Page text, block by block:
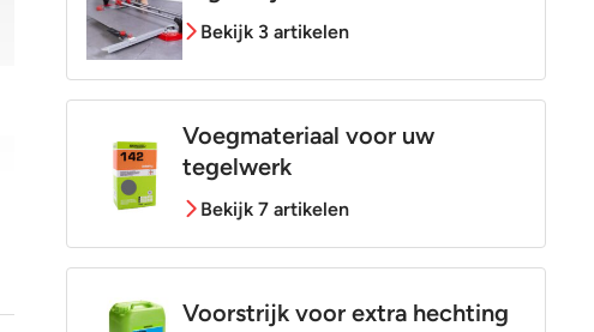
Bekijk 3 artikelen
Voegmateriaal voor uw
tegelwerk
Bekijk 7 artikelen
Voorstrijk voor extra hechting